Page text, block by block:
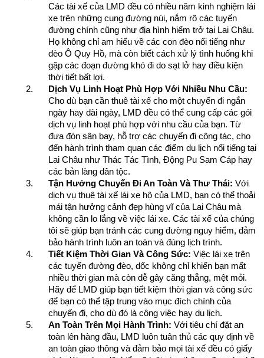
Các tài xế của LMD đều có nhiều năm kinh nghiệm lái
xe trên những cung đường núi, nắm rõ các tuyến
đường chính cũng như địa hình hiểm trở tại Lai Châu.
Họ không chỉ am hiểu về các con đèo nổi tiếng như
đèo Ô Quy Hồ, mà còn biết cách xử lý tình huống khi
gặp các đoạn đường khó đi do sạt lở hay điều kiện
thời tiết bất lợi.
Dịch Vụ Linh Hoạt Phù Hợp Với Nhiều Nhu Cầu:
Cho dù bạn cần thuê tài xế cho một chuyến đi ngắn
ngày hay dài ngày, LMD đều có thể cung cấp các gói
dịch vụ linh hoạt phù hợp với nhu cầu của bạn. Từ
đưa đón sân bay, hỗ trợ các chuyến đi công tác, cho
đến hành trình tham quan các điểm du lịch nổi tiếng tại
Lai Châu như Thác Tác Tình, Động Pu Sam Cáp hay
các bản làng dân tộc.
Tận Hưởng Chuyến Đi An Toàn Và Thư Thái: Với
dịch vụ thuê tài xế lái xe hộ của LMD, bạn có thể thoải
mái tận hưởng cảnh đẹp hùng vĩ của Lai Châu mà
không cần lo lắng về việc lái xe. Các tài xế của chúng
tôi sẽ giúp bạn tránh các cung đường nguy hiểm, đảm
bảo hành trình luôn an toàn và đúng lịch trình.
Tiết Kiệm Thời Gian Và Công Sức: Việc lái xe trên
các tuyến đường đèo, dốc không chỉ khiến bạn mất
nhiều thời gian mà còn dễ gây căng thẳng, mệt mỏi.
Hãy để LMD giúp bạn tiết kiệm thời gian và công sức
để bạn có thể tập trung vào mục đích chính của
chuyến đi, cho dù đó là công việc hay du lịch.
An Toàn Trên Mọi Hành Trình: Với tiêu chí đặt an
toàn lên hàng đầu, LMD luôn tuân thủ các quy định về
an toàn giao thông và đảm bảo mọi tài xế đều có giấy